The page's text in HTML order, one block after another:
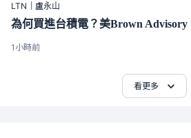
LTN｜盧永山
1小時前
看更多